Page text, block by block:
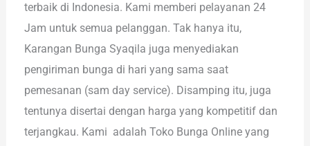
terbaik di Indonesia. Kami memberi pelayanan 24
Jam untuk semua pelanggan. Tak hanya itu,
Karangan Bunga Syaqila juga menyediakan
pengiriman bunga di hari yang sama saat
pemesanan (sam day service). Disamping itu, juga
tentunya disertai dengan harga yang kompetitif dan
terjangkau. Kami adalah Toko Bunga Online yang